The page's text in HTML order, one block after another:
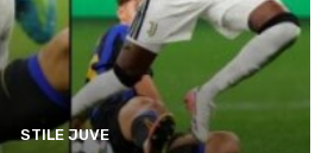
STILE JUVE